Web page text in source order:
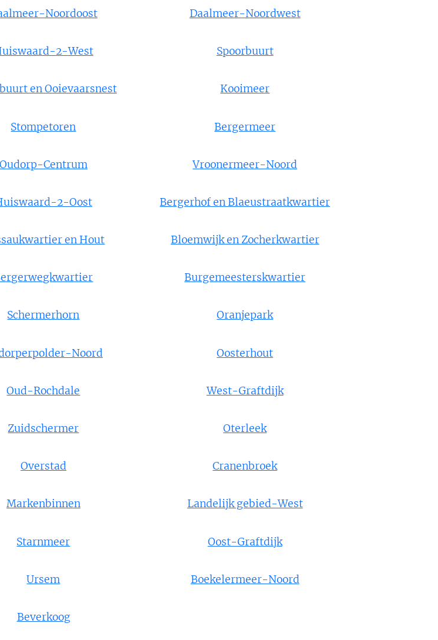
Noordoost Daalmeer-Noordwest
2-West Spoorbuurt
en Ooievaarsnest Kooimeer
Stompetoren Bergermeer
Oudorp-Centrum Vroonermeer-Noord
2-Oost Bergerhof en Blaeustraatkwartier
en Hout Bloemwijk en Zocherkwartier
Burgemeesterskwartier
Schermerhorn Oranjepark
Noord Oosterhout
Oud-Rochdale West-Graftdijk
Zuidschermer Oterleek
Overstad Cranenbroek
Markenbinnen Landelijk gebied-West
Starnmeer Oost-Graftdijk
Ursem Boekelermeer-Noord
Beverkoog